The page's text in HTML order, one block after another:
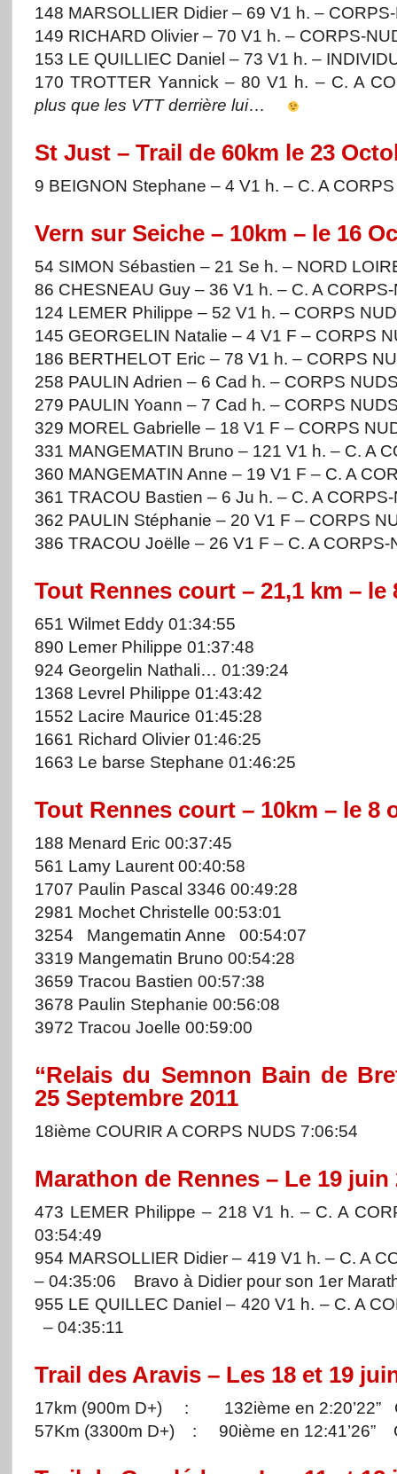
148 MARSOLLIER Didier – 69 V1 h. –
149 RICHARD Olivier – 70 V1 h. – CORPS-
153 LE QUILLIEC Daniel – 73 V1 h. –
170 TROTTER Yannick – 80 V1 h. – C. A
plus que les VTT derrière lui…
St Just – Trail de 60km le 23
9 BEIGNON Stephane – 4 V1 h. – C. A
Vern sur Seiche – 10km – le 16
54 SIMON Sébastien – 21 Se h. – NORD
86 CHESNEAU Guy – 36 V1 h. – C. A
124 LEMER Philippe – 52 V1 h. – CORPS
145 GEORGELIN Natalie – 4 V1 F – CORPS
186 BERTHELOT Eric – 78 V1 h. – CORPS
258 PAULIN Adrien – 6 Cad h. – CORPS
279 PAULIN Yoann – 7 Cad h. – CORPS
329 MOREL Gabrielle – 18 V1 F – CORPS
331 MANGEMATIN Bruno – 121 V1 h. – C. A
360 MANGEMATIN Anne – 19 V1 F – C. A
361 TRACOU Bastien – 6 Ju h. – C. A
362 PAULIN Stéphanie – 20 V1 F – CORPS
386 TRACOU Joëlle – 26 V1 F – C. A CORPS-
Tout Rennes court – 21,1 km – le
651 Wilmet Eddy 01:34:55
890 Lemer Philippe 01:37:48
924 Georgelin Nathali… 01:39:24
1368 Levrel Philippe 01:43:42
1552 Lacire Maurice 01:45:28
1661 Richard Olivier 01:46:25
1663 Le barse Stephane 01:46:25
Tout Rennes court – 10km – le 8
188 Menard Eric 00:37:45
561 Lamy Laurent 00:40:58
1707 Paulin Pascal 3346 00:49:28
2981 Mochet Christelle 00:53:01
3254 Mangematin Anne 00:54:07
3319 Mangematin Bruno 00:54:28
3659 Tracou Bastien 00:57:38
3678 Paulin Stephanie 00:56:08
3972 Tracou Joelle 00:59:00
“Relais du Semnon Bain de
25 Septembre 2011
18ième COURIR A CORPS NUDS 7:06:54
Marathon de Rennes – Le 19 juin
473 LEMER Philippe – 218 V1 h. – C. A
03:54:49
954 MARSOLLIER Didier – 419 V1 h. – C. A
– 04:35:06 Bravo à Didier pour son 1er
955 LE QUILLEC Daniel – 420 V1 h. – C. A
– 04:35:11
Trail des Aravis – Les 18 et 19
17km (900m D+) : 132ième en 2:20’22”
57Km (3300m D+) : 90ième en 12:41’26”